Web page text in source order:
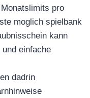
pro
moglich spielbank
kann
einfache
dadrin